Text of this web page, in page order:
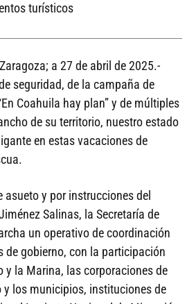
turísticos
a 27 de abril de 2025.-
seguridad, de la campaña de
Coahuila hay plan” y de múltiples
de su territorio, nuestro estado
en estas vacaciones de
asueto y por instrucciones del
Salinas, la Secretaría de
un operativo de coordinación
de gobierno, con la participación
y la Marina, las corporaciones de
y los municipios, instituciones de